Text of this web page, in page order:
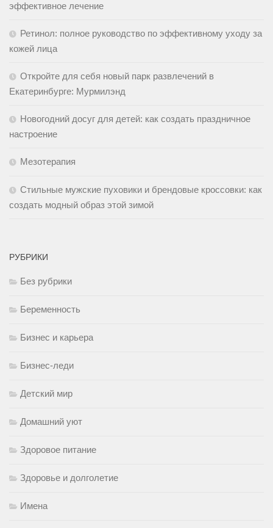
эффективное лечение
Ретинол: полное руководство по эффективному уходу за
кожей лица
Откройте для себя новый парк развлечений в
Екатеринбурге: Мурмилэнд
Новогодний досуг для детей: как создать праздничное
настроение
Мезотерапия
Стильные мужские пуховики и брендовые кроссовки: как
создать модный образ этой зимой
РУБРИКИ
Без рубрики
Беременность
Бизнес и карьера
Бизнес-леди
Детский мир
Домашний уют
Здоровое питание
Здоровье и долголетие
Имена